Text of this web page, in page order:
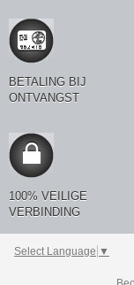
BETALING BIJ
ONTVANGST
100% VEILIGE
VERBINDING
Select Language ▼